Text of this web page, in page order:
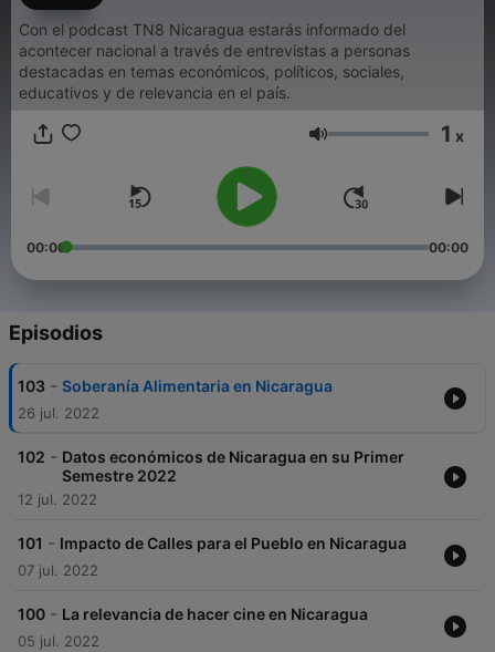
Con el podcast TN8 Nicaragua estarás informado del
acontecer nacional a través de entrevistas a personas
destacadas en temas económicos, políticos, sociales,
educativos y de relevancia en el país.
Volumen 1 x
00:00 00:00
Episodios
103 - Soberanía Alimentaria en Nicaragua
26 jul. 2022
102 - Datos económicos de Nicaragua en su Primer
Semestre 2022
12 jul. 2022
101 - Impacto de Calles para el Pueblo en Nicaragua
07 jul. 2022
100 - La relevancia de hacer cine en Nicaragua
05 jul. 2022